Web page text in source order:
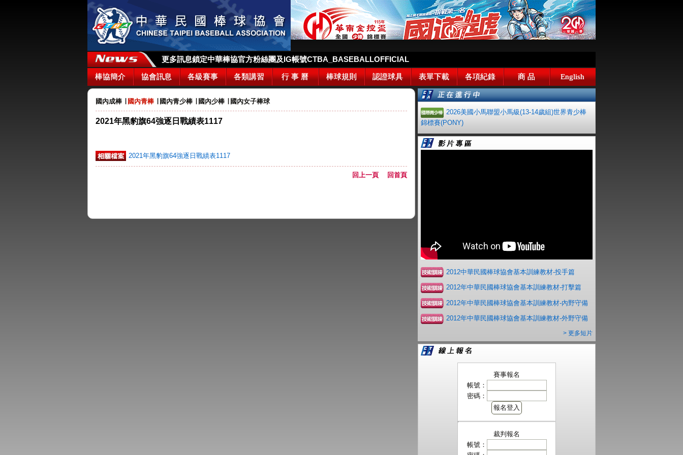
更多訊息鎖定中華棒協官方粉絲團及IG帳號CTBA_BASEBALLOFFICIAL
棒協簡介 協會訊息 各級賽事 各類講習 行 事 曆 棒球規則 認證球具 表單下載 各項紀錄 商 品 English
國內成棒 國內青棒 國內青少棒 國內少棒 國內女子棒球
2021年黑豹旗64強逐日戰績表1117
2021年黑豹旗64強逐日戰績表1117
回上一頁 回首頁
2026美國小馬聯盟小馬級(13-14歲組)世界青少棒
錦標賽(PONY)
2012中華民國棒球協會基本訓練教材-投手篇
2012年中華民國棒球協會基本訓練教材-打擊篇
2012年中華民國棒球協會基本訓練教材-內野守備
2012年中華民國棒球協會基本訓練教材-外野守備
> 更多短片
賽事報名
帳號：
密碼：
裁判報名
帳號：